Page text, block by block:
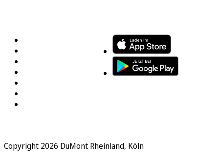
Copyright 2026 DuMont Rheinland, Köln